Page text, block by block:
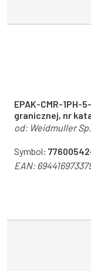
EPAK-CMR-
granicznej, nr
od: Weidmuller Sp.
Symbol:
EAN: